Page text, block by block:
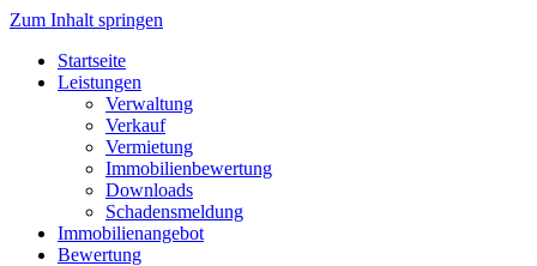
Zum Inhalt springen
Startseite
Leistungen
Verwaltung
Verkauf
Vermietung
Immobilienbewertung
Downloads
Schadensmeldung
Immobilienangebot
Bewertung